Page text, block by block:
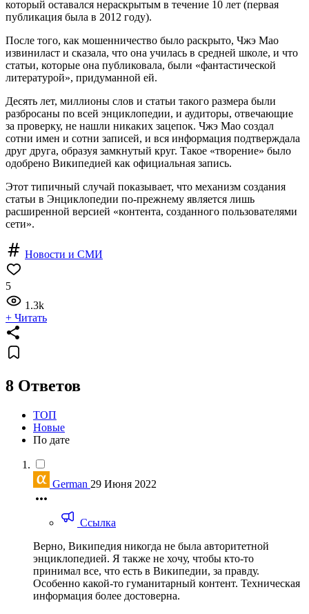
который оставался нераскрытым в течение 10 лет (первая
публикация была в 2012 году).
После того, как мошенничество было раскрыто, Чжэ Мао
извиниласт и сказала, что она училась в средней школе, и что
статьи, которые она публиковала, были «фантастической
литературой», придуманной ей.
Десять лет, миллионы слов и статьи такого размера были
разбросаны по всей энциклопедии, и аудиторы, отвечающие
за проверку, не нашли никаких зацепок. Чжэ Мао создал
сотни имен и сотни записей, и вся информация подтверждала
друг друга, образуя замкнутый круг. Такое «творение» было
одобрено Википедией как официальная запись.
Этот типичный случай показывает, что механизм создания
статьи в Энциклопедии по-прежнему является лишь
расширенной версией «контента, созданного пользователями
сети».
Новости и СМИ
5
1.3k
+ Читать
8 Ответов
ТОП
Новые
По дате
German 29 Июня 2022
Ссылка
Верно, Википедия никогда не была авторитетной
энциклопедией. Я также не хочу, чтобы кто-то
принимал все, что есть в Википедии, за правду.
Особенно какой-то гуманитарный контент. Техническая
информация более достоверна.